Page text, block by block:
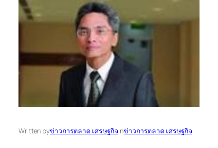
Written byข่าวการตลาด เศรษฐกิจinข่าวการตลาด เศรษฐกิจ